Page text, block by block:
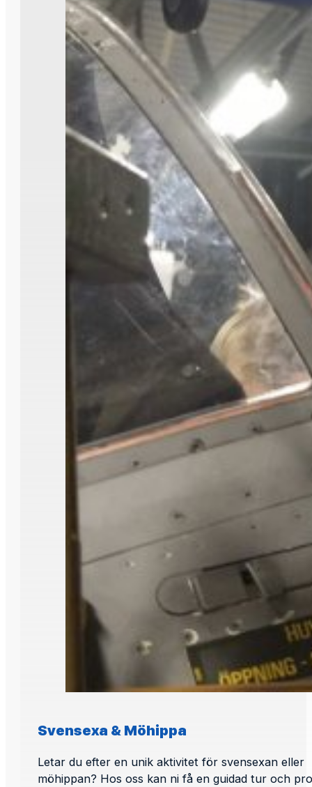
Svensexa & Möhippa
Letar du efter en unik aktivitet för svensexan eller
möhippan? Hos oss kan ni få en guidad tur och